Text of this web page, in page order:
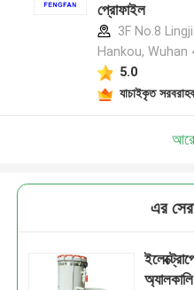
প্রোফাইল
3F No.8
Hankou, Wuhan
5.0
যাচাইকৃত
এর